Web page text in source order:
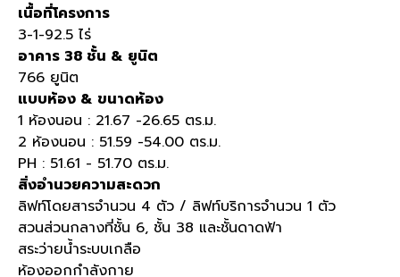
เนื้อที่โครงการ
3-1-92.5 ไร่
อาคาร 38 ชั้น & ยูนิต
766 ยูนิต
แบบห้อง & ขนาดห้อง
1 ห้องนอน : 21.67 -26.65 ตร.ม.
2 ห้องนอน : 51.59 -54.00 ตร.ม.
PH : 51.61 - 51.70 ตร.ม.
สิ่งอำนวยความสะดวก
ลิฟท์โดยสารจำนวน 4 ตัว / ลิฟท์บริการจำนวน 1 ตัว
สวนส่วนกลางที่ชั้น 6, ชั้น 38 และชั้นดาดฟ้า
สระว่ายน้ำระบบเกลือ
ห้องออกกำลังกาย